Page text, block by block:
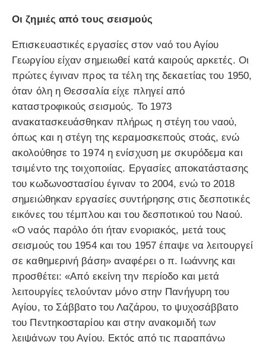
Οι ζημιές από τους σεισμούς
Επισκευαστικές εργασίες στον ναό του Αγίου
Γεωργίου είχαν σημειωθεί κατά καιρούς αρκετές. Οι
πρώτες έγιναν προς τα τέλη της δεκαετίας του 1950,
όταν όλη η Θεσσαλία είχε πληγεί από
καταστροφικούς σεισμούς. Το 1973
ανακατασκευάσθηκαν πλήρως η στέγη του ναού,
όπως και η στέγη της κεραμοσκεπούς στοάς, ενώ
ακολούθησε το 1974 η ενίσχυση με σκυρόδεμα και
τσιμέντο της τοιχοποιίας. Εργασίες αποκατάστασης
του κωδωνοστασίου έγιναν το 2004, ενώ το 2018
σημειώθηκαν εργασίες συντήρησης στις δεσποτικές
εικόνες του τέμπλου και του δεσποτικού του Ναού.
«Ο ναός παρόλο ότι ήταν ενοριακός, μετά τους
σεισμούς του 1954 και του 1957 έπαψε να λειτουργεί
σε καθημερινή βάση» αναφέρει ο π. Ιωάννης και
προσθέτει: «Από εκείνη την περίοδο και μετά
λειτουργίες τελούνταν μόνο στην Πανήγυρη του
Αγίου, το Σάββατο του Λαζάρου, το ψυχοσάββατο
του Πεντηκοσταρίου και στην ανακομιδή των
λειψάνων του Αγίου. Εκτός από τις παραπάνω